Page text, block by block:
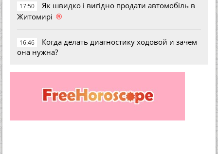
17:50
Як швидко і вигідно продати автомобіль в
Житомирі ®
16:46
Когда делать диагностику ходовой и зачем
она нужна?